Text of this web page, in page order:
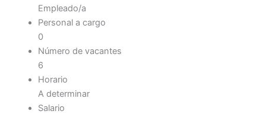
Empleado/a
Personal a cargo
0
Número de vacantes
6
Horario
A determinar
Salario